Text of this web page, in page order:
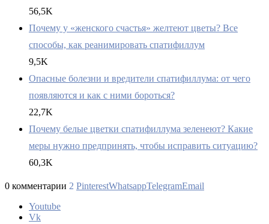
56,5K
Почему у «женского счастья» желтеют цветы? Все
способы, как реанимировать спатифиллум
9,5K
Опасные болезни и вредители спатифиллума: от чего
появляются и как с ними бороться?
22,7K
Почему белые цветки спатифиллума зеленеют? Какие
меры нужно предпринять, чтобы исправить ситуацию?
60,3K
0 комментарии 2 PinterestWhatsappTelegramEmail
Youtube
Vk